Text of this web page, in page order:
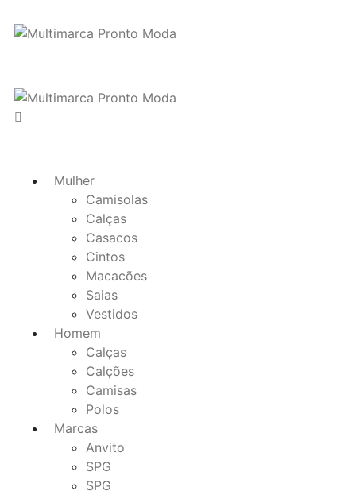
Mulher
Camisolas
Calças
Casacos
Cintos
Macacões
Saias
Vestidos
Homem
Calças
Calções
Camisas
Polos
Marcas
Anvito
SPG
SPG